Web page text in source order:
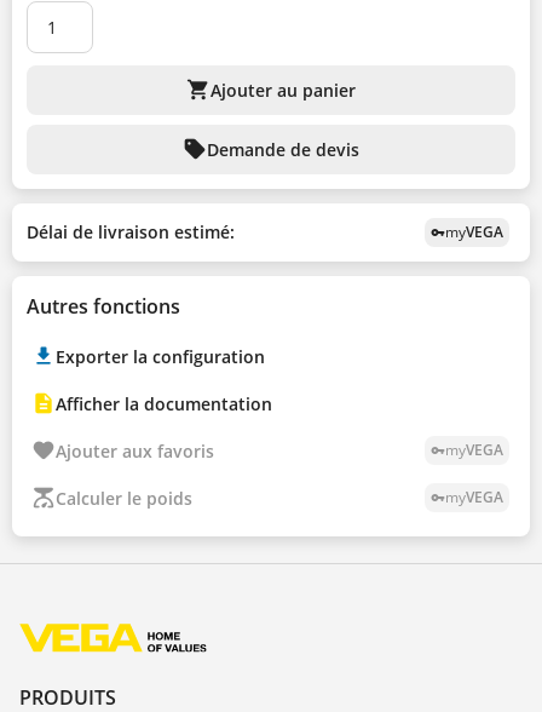
shopping_cartAjouter au panier
sellDemande de devis
Délai de livraison estimé: vpn_keymyVEGA
Autres fonctions
Exporter la configuration
Afficher la documentation
Ajouter aux favoris vpn_keymyVEGA
Calculer le poids vpn_keymyVEGA
PRODUITS